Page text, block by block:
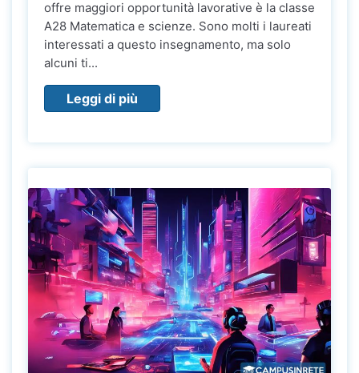
offre maggiori opportunità lavorative è la classe
A28 Matematica e scienze. Sono molti i laureati
interessati a questo insegnamento, ma solo
alcuni ti...
Leggi di più